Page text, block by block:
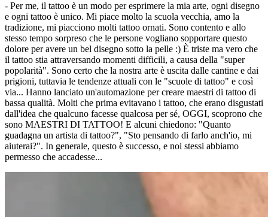
- Per me, il tattoo è un modo per esprimere la mia arte, ogni disegno
e ogni tattoo è unico. Mi piace molto la scuola vecchia, amo la
tradizione, mi piacciono molti tattoo ornati. Sono contento e allo
stesso tempo sorpreso che le persone vogliano sopportare questo
dolore per avere un bel disegno sotto la pelle :) È triste ma vero che
il tattoo stia attraversando momenti difficili, a causa della "super
popolarità". Sono certo che la nostra arte è uscita dalle cantine e dai
prigioni, tuttavia le tendenze attuali con le "scuole di tattoo" e così
via... Hanno lanciato un'automazione per creare maestri di tattoo di
bassa qualità. Molti che prima evitavano i tattoo, che erano disgustati
dall'idea che qualcuno facesse qualcosa per sé, OGGI, scoprono che
sono MAESTRI DI TATTOO! E alcuni chiedono: "Quanto
guadagna un artista di tattoo?", "Sto pensando di farlo anch'io, mi
aiuterai?". In generale, questo è successo, e noi stessi abbiamo
permesso che accadesse...